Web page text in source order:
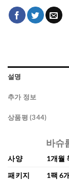
설명
추가 정보
상품평 (344)
바슈
사양
1개월
패키지
1팩 6